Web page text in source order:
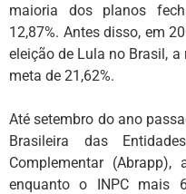
maioria dos planos
12,87%. Antes disso, em
eleição de Lula no Brasil,
meta de 21,62%.
Até setembro do ano
Brasileira das
Complementar (Abrapp),
enquanto o INPC mais